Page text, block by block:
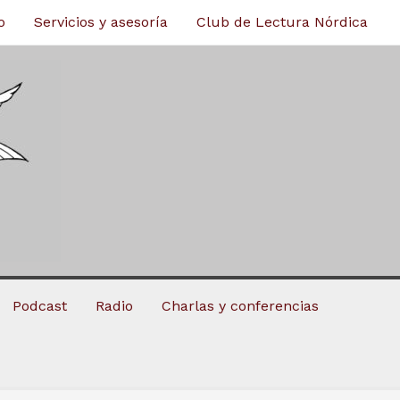
Servicios y asesoría Club de Lectura Nórdica
Podcast Radio Charlas y conferencias